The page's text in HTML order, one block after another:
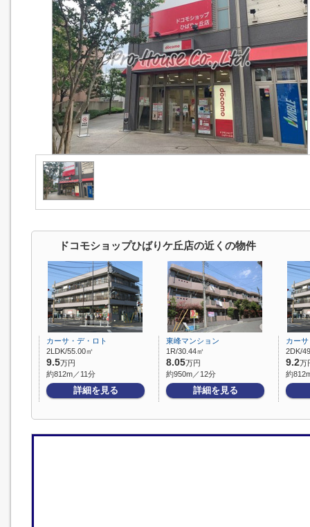
ドコモショップひばりケ丘店の近くの物件
カーサ・デ・ロト
2LDK/55.00㎡
9.5万円
約812m／11分
詳細を見る
東峰マンション
1R/30.44㎡
8.05万円
約950m／12分
詳細を見る
カー
2DK/
9.2万
約